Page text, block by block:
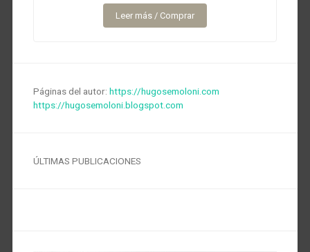
Leer más / Comprar
Páginas del autor: https://hugosemoloni.com
https://hugosemoloni.blogspot.com
ÚLTIMAS PUBLICACIONES